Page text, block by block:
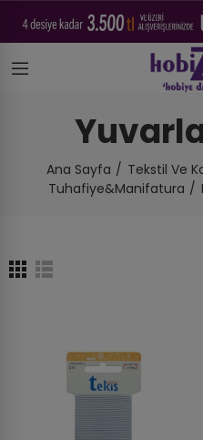
Ana Sayfa
Tekstil Ve
Tuhafiye&Manifatura